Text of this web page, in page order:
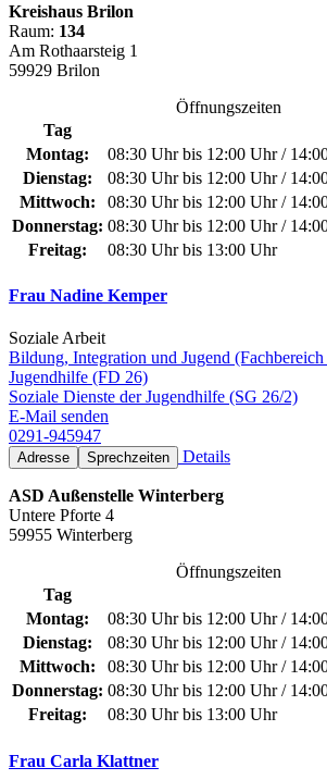
Kreishaus Brilon
Raum: 134
Am Rothaarsteig 1
59929 Brilon
Öffnungszeiten
Tag
Montag:
08:30 Uhr bis 12:00 Uhr /
Dienstag:
08:30 Uhr bis 12:00 Uhr /
Mittwoch:
08:30 Uhr bis 12:00 Uhr /
Donnerstag: 08:30 Uhr bis 12:00 Uhr /
Freitag:
08:30 Uhr bis 13:00 Uhr
Frau Nadine Kemper
Soziale Arbeit
Bildung, Integration und Jugend
Jugendhilfe (FD 26)
Soziale Dienste der Jugendhilfe (SG 26/2)
E-Mail senden
0291-945947
Adresse Sprechzeiten Details
ASD Außenstelle Winterberg
Untere Pforte 4
59955 Winterberg
Öffnungszeiten
Tag
Montag:
08:30 Uhr bis 12:00 Uhr /
Dienstag:
08:30 Uhr bis 12:00 Uhr /
Mittwoch:
08:30 Uhr bis 12:00 Uhr /
Donnerstag: 08:30 Uhr bis 12:00 Uhr /
Freitag:
08:30 Uhr bis 13:00 Uhr
Frau Carla Klattner